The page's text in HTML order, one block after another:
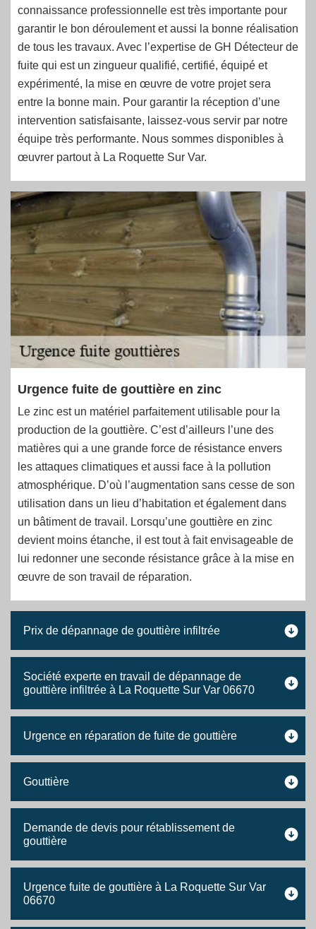
connaissance professionnelle est très importante pour
garantir le bon déroulement et aussi la bonne réalisation
de tous les travaux. Avec l’expertise de GH Détecteur de
fuite qui est un zingueur qualifié, certifié, équipé et
expérimenté, la mise en œuvre de votre projet sera
entre la bonne main. Pour garantir la réception d’une
intervention satisfaisante, laissez-vous servir par notre
équipe très performante. Nous sommes disponibles à
œuvrer partout à La Roquette Sur Var.
Urgence fuite de gouttière en zinc
Le zinc est un matériel parfaitement utilisable pour la
production de la gouttière. C’est d’ailleurs l’une des
matières qui a une grande force de résistance envers
les attaques climatiques et aussi face à la pollution
atmosphérique. D’où l’augmentation sans cesse de son
utilisation dans un lieu d’habitation et également dans
un bâtiment de travail. Lorsqu’une gouttière en zinc
devient moins étanche, il est tout à fait envisageable de
lui redonner une seconde résistance grâce à la mise en
œuvre de son travail de réparation.
Prix de dépannage de gouttière infiltrée
Société experte en travail de dépannage de
gouttière infiltrée à La Roquette Sur Var 06670
Urgence en réparation de fuite de gouttière
Gouttière
Demande de devis pour rétablissement de
gouttière
Urgence fuite de gouttière à La Roquette Sur Var
06670